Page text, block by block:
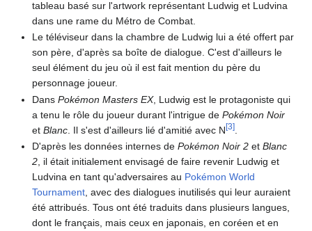
tableau basé sur l'artwork représentant Ludwig et Ludvina
dans une rame du Métro de Combat.
Le téléviseur dans la chambre de Ludwig lui a été offert par
son père, d'après sa boîte de dialogue. C'est d'ailleurs le
seul élément du jeu où il est fait mention du père du
personnage joueur.
DansPokémon Masters EX, Ludwig est le protagoniste qui
a tenu le rôle du joueur durant l'intrigue dePokémon Noir
etBlanc . Il s'est d'ailleurs lié d'amitié avec N[3]
D'après les données internes dePokémon Noir 2 etBlanc
2 , il était initialement envisagé de faire revenir Ludwig et
Ludvina en tant qu'adversaires au Pokémon World
Tournament , avec des dialogues inutilisés qui leur auraient
été attribués. Tous ont été traduits dans plusieurs langues,
dont le français, mais ceux en japonais, en coréen et en